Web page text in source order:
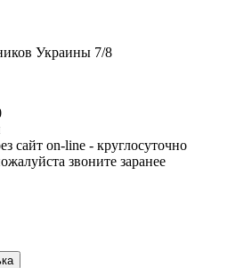
Украины 7/8
сайт on-line - круглосуточно
звоните заранее